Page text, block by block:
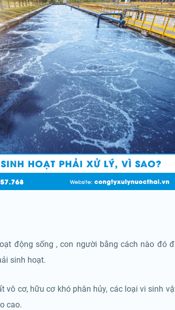
động sống , con người bằng cách nào đó
sinh hoạt.
cơ, hữu cơ khó phân hủy, các loại vi sinh
cao.